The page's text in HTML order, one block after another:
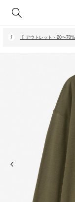
【 月〜金14時、土日祝12
【 アウトレット・20〜
【 月〜金14時、土日祝12